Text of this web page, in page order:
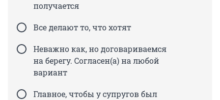
получается
Все делают то, что хотят
Неважно как, но договариваемся
на берегу. Согласен(а) на любой
вариант
Главное, чтобы у супругов был